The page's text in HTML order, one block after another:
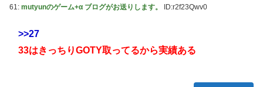
61: mutyunのゲーム+α ブログがお送りします。 ID:r2f23Qwv0
>>27
33はきっちりGOTY取ってるから実績ある